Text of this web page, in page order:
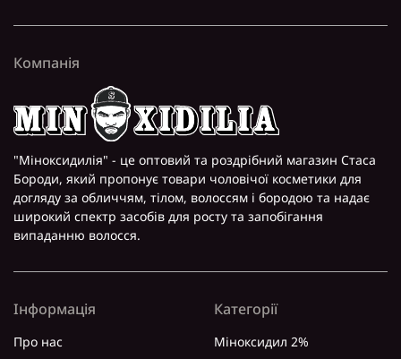
Компанія
"Міноксидилія" - це оптовий та роздрібний магазин Стаса
Бороди, який пропонує товари чоловічої косметики для
догляду за обличчям, тілом, волоссям і бородою та надає
широкий спектр засобів для росту та запобігання
випаданню волосся.
Інформація
Про нас
Категорії
Міноксидил 2%